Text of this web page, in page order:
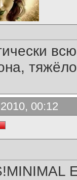
00:12